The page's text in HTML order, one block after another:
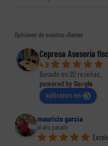
Opiniones de nuestros clientes
Cepresa Asesoría
4.8
Basado en 20 reseñas.
powered by Google
valóranos en
mauricio garcia
el año pasado